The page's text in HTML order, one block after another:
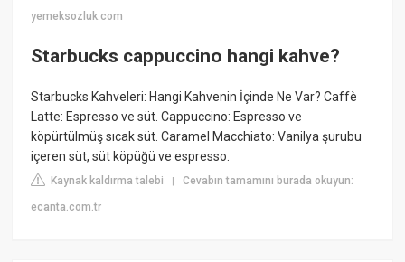
yemeksozluk.com
Starbucks cappuccino hangi kahve?
Starbucks Kahveleri: Hangi Kahvenin İçinde Ne Var? Caffè
Latte: Espresso ve süt. Cappuccino: Espresso ve
köpürtülmüş sıcak süt. Caramel Macchiato: Vanilya şurubu
içeren süt, süt köpüğü ve espresso.
Kaynak kaldırma talebi |Cevabın tamamını burada okuyun:
ecanta.com.tr